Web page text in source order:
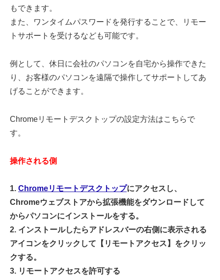
もできます。
また、ワンタイムパスワードを発行することで、リモー
トサポートを受けるなども可能です。
例として、休日に会社のパソコンを自宅から操作できた
り、お客様のパソコンを遠隔で操作してサポートしてあ
げることができます。
Chromeリモートデスクトップの設定方法はこちらで
す。
操作される側
1. Chromeリモートデスクトップにアクセスし、
Chromeウェブストアから拡張機能をダウンロードして
からパソコンにインストールをする。
2. インストールしたらアドレスバーの右側に表示される
アイコンをクリックして【リモートアクセス】をクリッ
クする。
3. リモートアクセスを許可する